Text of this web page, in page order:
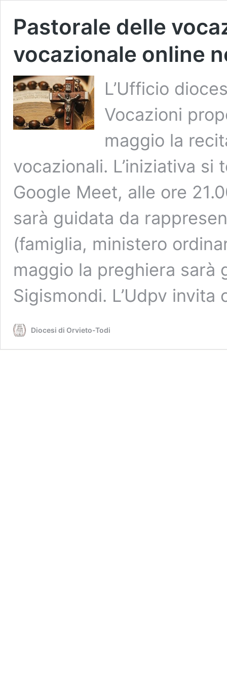
Pastorale delle
vocazionale online
L’Ufficio
Vocazioni
maggio la
vocazionali. L’iniziativa
Google Meet, alle ore
sarà guidata da
(famiglia, ministero
maggio la preghiera sarà
Sigismondi. L’Udpv
Diocesi di Orvieto-Todi